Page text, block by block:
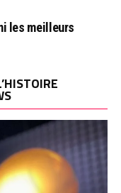
les meilleurs